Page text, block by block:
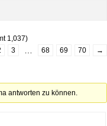
1,037)
3 68 69 70 →
antworten zu können.